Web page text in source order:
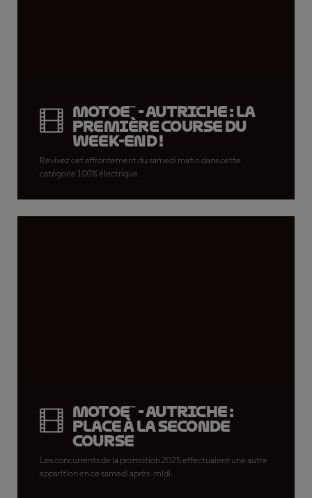
MotoE™ - Autriche : la
première course du
week-end !
Revivez cet affrontement du samedi matin dans cette
catégorie 100% électrique.
MotoE™ - Autriche :
place à la seconde
course
Les concurrents de la promotion 2025 effectuaient une autre
apparition en ce samedi après-midi.